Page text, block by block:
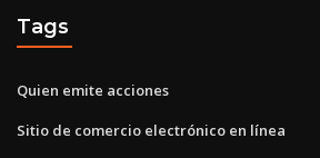
Tags
Quien emite acciones
Sitio de comercio electrónico en línea